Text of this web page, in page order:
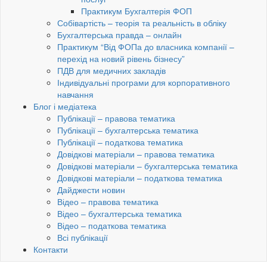
Практикум Бухгалтерія ФОП
Собівартість – теорія та реальність в обліку
Бухгалтерська правда – онлайн
Практикум “Від ФОПа до власника компанії –
перехід на новий рівень бізнесу”
ПДВ для медичних закладів
Індивідуальні програми для корпоративного
навчання
Блог і медіатека
Публікації – правова тематика
Публікації – бухгалтерська тематика
Публікації – податкова тематика
Довідкові матеріали – правова тематика
Довідкові матеріали – бухгалтерська тематика
Довідкові матеріали – податкова тематика
Дайджести новин
Відео – правова тематика
Відео – бухгалтерська тематика
Відео – податкова тематика
Всі публікації
Контакти